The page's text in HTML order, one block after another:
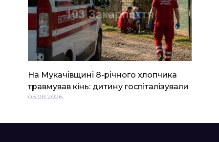
На Мукачівщині 8-річного хлопчика
травмував кінь: дитину госпіталізували
05.08.2026